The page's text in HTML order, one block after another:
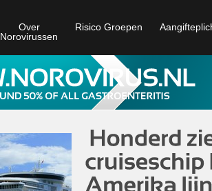
Over
Norovirussen
Risico Groepen